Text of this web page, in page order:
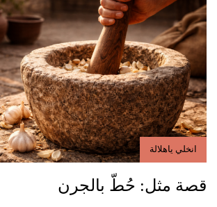
انخلي ياهلالة
قصة مثل: حُطّ بالجرن